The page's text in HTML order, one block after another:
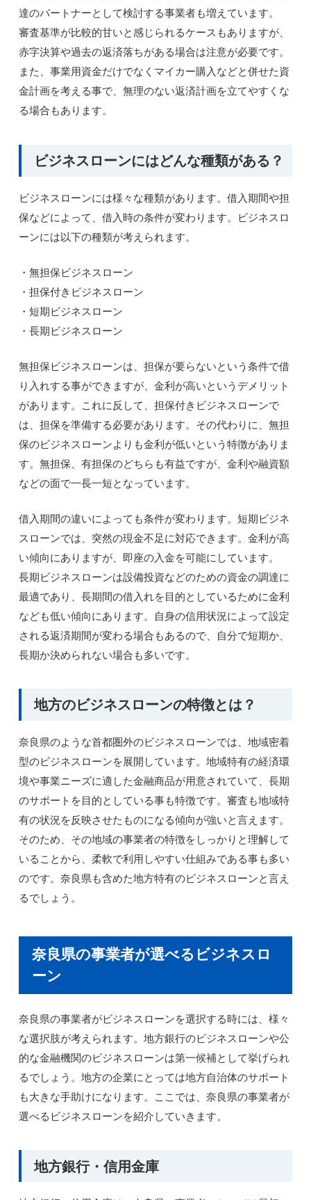
達のパートナーとして検討する事業者も増えています。
審査基準が比較的甘いと感じられるケースもありますが、
赤字決算や過去の返済落ちがある場合は注意が必要です。
また、事業用資金だけでなくマイカー購入などと併せた資
金計画を考える事で、無理のない返済計画を立てやすくな
る場合もあります。
ビジネスローンにはどんな種類がある？
ビジネスローンには様々な種類があります。借入期間や担
保などによって、借入時の条件が変わります。ビジネスロ
ーンには以下の種類が考えられます。
・無担保ビジネスローン
・担保付きビジネスローン
・短期ビジネスローン
・長期ビジネスローン
無担保ビジネスローンは、担保が要らないという条件で借
り入れする事ができますが、金利が高いというデメリット
があります。これに反して、担保付きビジネスローンで
は、担保を準備する必要があります。その代わりに、無担
保のビジネスローンよりも金利が低いという特徴がありま
す。無担保、有担保のどちらも有益ですが、金利や融資額
などの面で一長一短となっています。
借入期間の違いによっても条件が変わります。短期ビジネ
スローンでは、突然の現金不足に対応できます。金利が高
い傾向にありますが、即座の入金を可能にしています。
長期ビジネスローンは設備投資などのための資金の調達に
最適であり、長期間の借入れを目的としているために金利
なども低い傾向にあります。自身の信用状況によって設定
される返済期間が変わる場合もあるので、自分で短期か、
長期か決められない場合も多いです。
地方のビジネスローンの特徴とは？
奈良県のような首都圏外のビジネスローンでは、地域密着
型のビジネスローンを展開しています。地域特有の経済環
境や事業ニーズに適した金融商品が用意されていて、長期
のサポートを目的としている事も特徴です。審査も地域特
有の状況を反映させたものになる傾向が強いと言えます。
そのため、その地域の事業者の特徴をしっかりと理解して
いることから、柔軟で利用しやすい仕組みである事も多い
のです。奈良県も含めた地方特有のビジネスローンと言え
るでしょう。
奈良県の事業者が選べるビジネスロ
ーン
奈良県の事業者がビジネスローンを選択する時には、様々
な選択肢が考えられます。地方銀行のビジネスローンや公
的な金融機関のビジネスローンは第一候補として挙げられ
るでしょう。地方の企業にとっては地方自治体のサポート
も大きな手助けになります。ここでは、奈良県の事業者が
選べるビジネスローンを紹介していきます。
地方銀行・信用金庫